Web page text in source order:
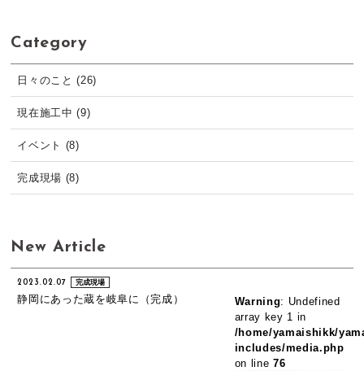
Category
日々のこと (26)
現在施工中 (9)
イベント (8)
完成現場 (8)
New Article
Warning: Undefined
array key 1 in
/home/yamaishikk/
includes/media.php
on line76
2023.02.07 完成現場
静岡にあった蔵を岐阜に（完成）